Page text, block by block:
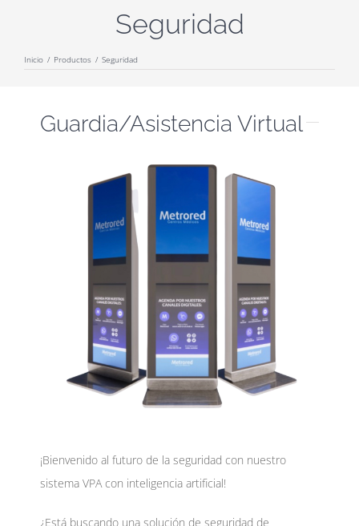
Seguridad
Inicio / Productos / Seguridad
Guardia/Asistencia Virtual
¡Bienvenido al futuro de la seguridad con nuestro
sistema VPA con inteligencia artificial!
¿Está buscando una solución de seguridad de